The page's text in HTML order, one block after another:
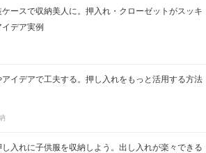
ースで収納美人に。押入れ・クローゼットがスッキ
デア実例
イデアで工夫する。押し入れをもっと活用する方法
し入れに子供服を収納しよう。出し入れが楽々できる